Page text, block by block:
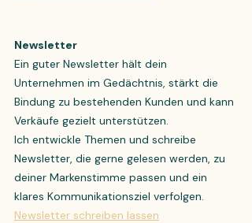
Newsletter
Ein guter Newsletter hält dein
Unternehmen im Gedächtnis, stärkt die
Bindung zu bestehenden Kunden und kann
Verkäufe gezielt unterstützen.
Ich entwickle Themen und schreibe
Newsletter, die gerne gelesen werden, zu
deiner Markenstimme passen und ein
klares Kommunikationsziel verfolgen.
Newsletter schreiben lassen